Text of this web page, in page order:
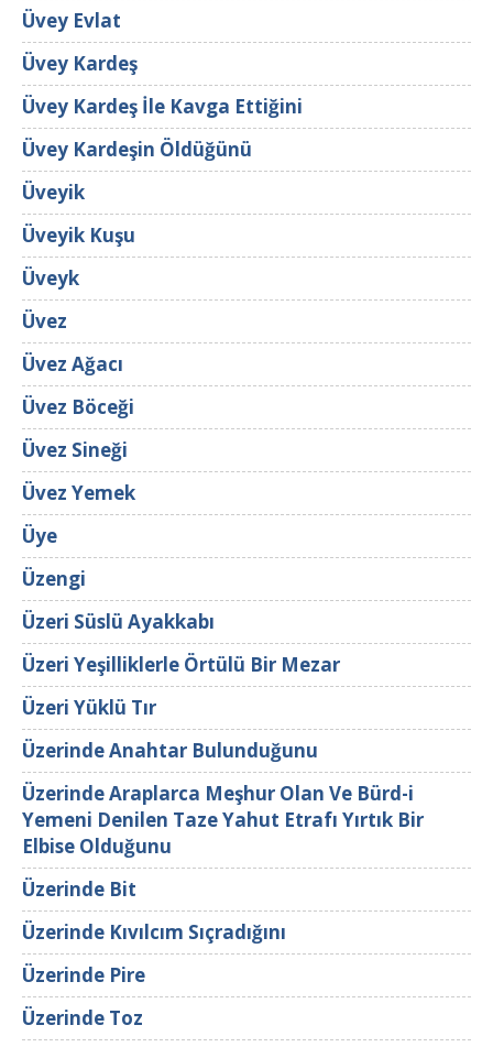
Üvey Evlat
Üvey Kardeş
Üvey Kardeş İle Kavga Ettiğini
Üvey Kardeşin Öldüğünü
Üveyik
Üveyik Kuşu
Üveyk
Üvez
Üvez Ağacı
Üvez Böceği
Üvez Sineği
Üvez Yemek
Üye
Üzengi
Üzeri Süslü Ayakkabı
Üzeri Yeşilliklerle Örtülü Bir Mezar
Üzeri Yüklü Tır
Üzerinde Anahtar Bulunduğunu
Üzerinde Araplarca Meşhur Olan Ve Bürd-i
Yemeni Denilen Taze Yahut Etrafı Yırtık Bir
Elbise Olduğunu
Üzerinde Bit
Üzerinde Kıvılcım Sıçradığını
Üzerinde Pire
Üzerinde Toz